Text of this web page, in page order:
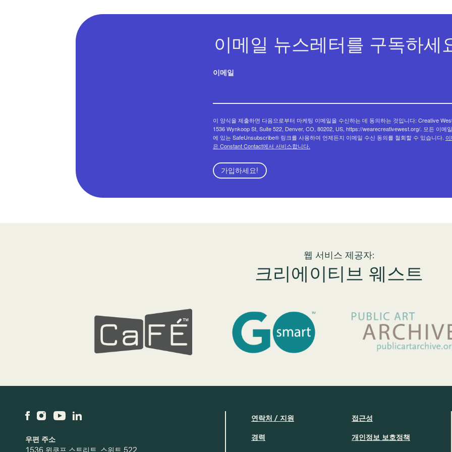
이메일 뉴스레터를 구독하세
이메일
이 양식을 제출하면 다음으로부터 마케팅 이메일을 수신하는 데 동의하는 것입니다: Creative
1536 Wynkoop St, Suite 522, Denver, CO, 80202, US, https://wearecreativewest.org/. 모든 이메
에 있는 SafeUnsubscribe® 링크를 사용하여 언제든지 이메일 수신 동의를 철회할 수 있습니다.
은 Constant Contact에서 서비스합니다.
가입하세요!
웹 서비스 제공자:
크리에이티브 웨스트
우편 주소
1536 윈쿠프 스트리트, 스위트 522
연락처 / 지원
경력
접근성
개인정보 보호정책